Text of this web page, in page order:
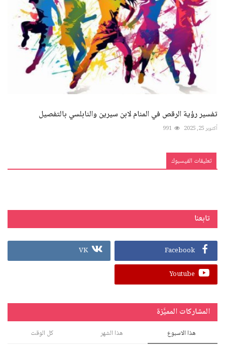
تفسير رؤية الرقص في المنام لابن سيرين والنابلسي بالتفصيل
أكتوبر 25, 2025 991
تعليقات الفيسبوك
تابعنا
Facebook
VK
Youtube
المشاركات المميَّزة
هذا الاسبوع هذا الشهر كل الوقت